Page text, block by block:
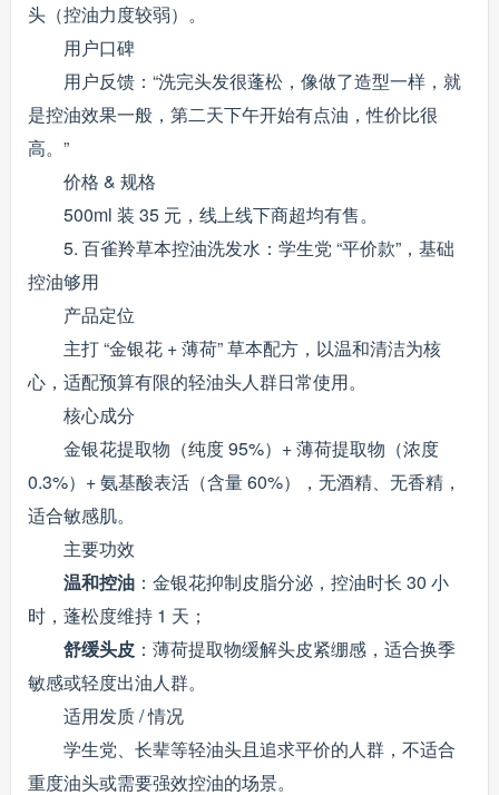
头（控油力度较弱）。
用户口碑
用户反馈：“洗完头发很蓬松，像做了造型一样，就
是控油效果一般，第二天下午开始有点油，性价比很
高。”
价格 & 规格
500ml 装 35 元，线上线下商超均有售。
5. 百雀羚草本控油洗发水：学生党 “平价款”，基础
控油够用
产品定位
主打 “金银花 + 薄荷” 草本配方，以温和清洁为核
心，适配预算有限的轻油头人群日常使用。
核心成分
金银花提取物（纯度 95%）+ 薄荷提取物（浓度
0.3%）+ 氨基酸表活（含量 60%），无酒精、无香精，
适合敏感肌。
主要功效
温和控油：金银花抑制皮脂分泌，控油时长 30 小
时，蓬松度维持 1 天；
舒缓头皮：薄荷提取物缓解头皮紧绷感，适合换季
敏感或轻度出油人群。
适用发质 / 情况
学生党、长辈等轻油头且追求平价的人群，不适合
重度油头或需要强效控油的场景。